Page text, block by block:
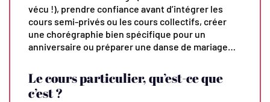
vécu !), prendre confiance avant d’intégrer les
cours semi-privés ou les cours collectifs, créer
une chorégraphie bien spécifique pour un
anniversaire ou préparer une danse de mariage…
Le cours particulier, qu’est-ce que
c’est ?